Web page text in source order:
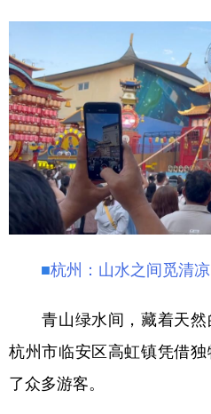
■杭州：山水之间觅清凉
青山绿水间，藏着天然
杭州市临安区高虹镇凭借
了众多游客。